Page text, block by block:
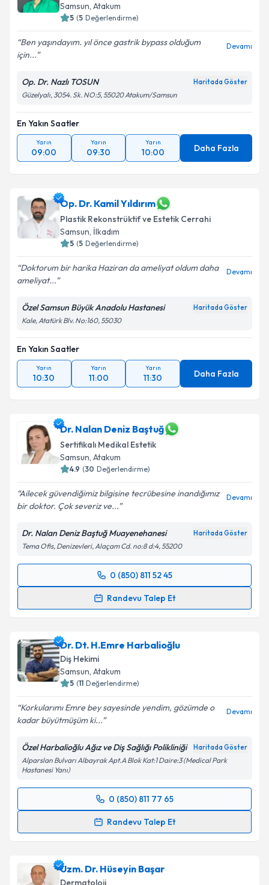
Samsun, Atakum
5 (5 Değerlendirme)
Ben yaşındayım. yıl önce gastrik bypass olduğum
için...
Devamı
Op. Dr. Nazlı TOSUN Haritada Göster
Güzelyalı, 3054. Sk. NO:5, 55020 Atakum/Samsun
En Yakın Saatler
Yarın
09:00
Yarın
09:30
Yarın
10:00 Daha Fazla
Op. Dr. Kamil Yıldırım
Plastik Rekonstrüktif ve Estetik Cerrahi
Samsun, İlkadım
5 (5 Değerlendirme)
Doktorum bir harika Haziran da ameliyat oldum daha
ameliyat...
Devamı
Özel Samsun Büyük Anadolu Hastanesi Haritada Göster
Kale, Atatürk Blv. No:160, 55030
En Yakın Saatler
Yarın
10:30
Yarın
11:00
Yarın
11:30 Daha Fazla
Dr. Nalan Deniz Baştuğ
Sertifikalı Medikal Estetik
Samsun, Atakum
4.9 (30 Değerlendirme)
Ailecek güvendiğimiz bilgisine tecrübesine inandığımız
bir doktor. Çok severiz ve...
Devamı
Dr. Nalan Deniz Baştuğ Muayenehanesi Haritada Göster
Tema Ofis, Denizevleri, Alaçam Cd. no:8 d:4, 55200
0 (850) 811 52 45
Randevu Talep Et
Randevu Takvimi Talebi
takvim hazırlandığında e-posta ile bilgilendireceğiz.
E-posta Adresiniz
Kişisel verilerimin işlenmesine ilişkin
kapsamda işlenmesini kabul ediyorum.
Takvim Talebini Gönder
Dr. Dt. H.Emre Harbalioğlu
Diş Hekimi
Samsun, Atakum
5 (11 Değerlendirme)
Korkularımı Emre bey sayesinde yendim, gözümde o
kadar büyütmüşüm ki...
Devamı
Özel Harbalioğlu Ağız ve Diş Sağlığı Polikliniği Haritada Göster
Alparslan Bulvarı Albayrak Apt.A Blok Kat:1 Daire:3 (Medical Park
Hastanesi Yanı)
0 (850) 811 77 65
Randevu Talep Et
Randevu Takvimi Talebi
için bir takvim hazırlandığında e-posta ile
bilgilendireceğiz.
Uzm. Dr. Hüseyin Başar
Dermatoloji